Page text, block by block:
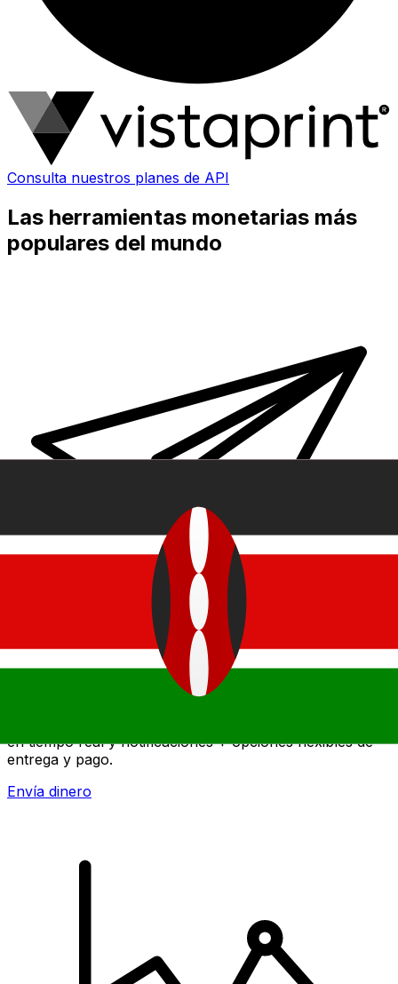
Consulta nuestros planes de API
Las herramientas monetarias más
populares del mundo
Transferencia Internacional de Dinero Xe
en tiempo real y notificaciones + opciones flexibles de
entrega y pago.
Envía dinero